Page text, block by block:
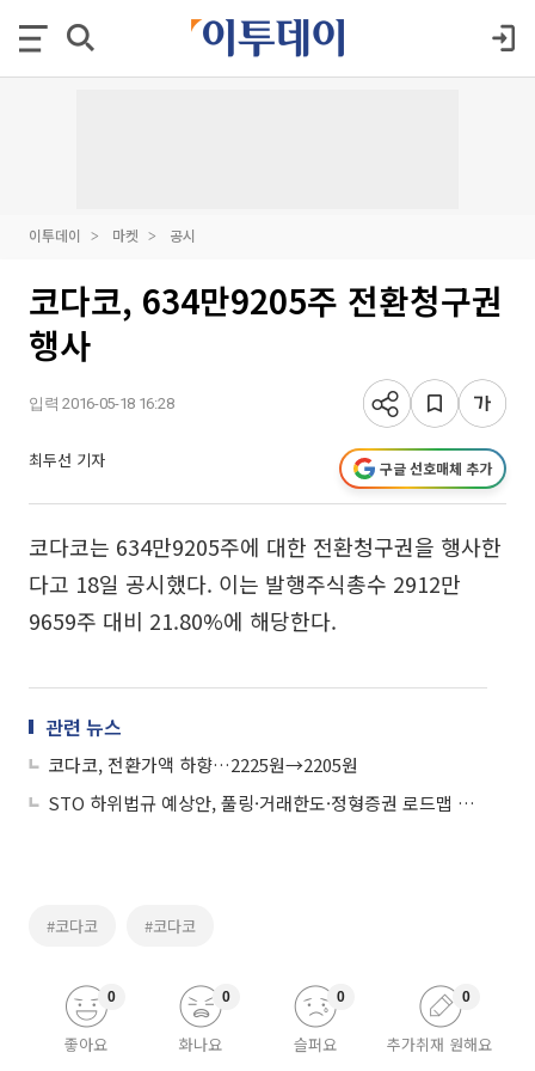
이투데이 마켓 공시
코다코, 634만9205주 전환청구권
행사
입력 2016-05-18 16:28
최두선 기자 구글 선호매체 추가
코다코는 634만9205주에 대한 전환청구권을 행사한
다고 18일 공시했다. 이는 발행주식총수 2912만
9659주 대비 21.80%에 해당한다.
관련 뉴스
코다코, 전환가액 하향…2225원→2205원
STO 하위법규 예상안, 풀링·거래한도·정형증권 로드맵 제시
#코다코 #코다코
좋아요
0
화나요
0
슬퍼요
0
추가취재 원해요
0